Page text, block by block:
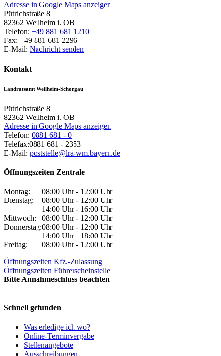
Adresse in Google Maps anzeigen
Pütrichstraße 8
82362 Weilheim i. OB
Telefon: +49 881 681 1210
Fax: +49 881 681 2296
E-Mail: Nachricht senden
Kontakt
Landratsamt Weilheim-Schongau
Pütrichstraße 8
82362 Weilheim i. OB
Adresse in Google Maps anzeigen
Telefon: 0881 681 - 0
Telefax:0881 681 - 2353
E-Mail: poststelle@lra-wm.bayern.de
Öffnungszeiten Zentrale
Montag:
08:00 Uhr - 12:00 Uhr
Dienstag:
08:00 Uhr - 12:00 Uhr
14:00 Uhr - 16:00 Uhr
Mittwoch:
08:00 Uhr - 12:00 Uhr
Donnerstag:08:00 Uhr - 12:00 Uhr
14:00 Uhr - 18:00 Uhr
Freitag:
08:00 Uhr - 12:00 Uhr
Öffnungszeiten Kfz.-Zulassung
Öffnungszeiten Führerscheinstelle
Bitte Annahmeschluss beachten
Schnell gefunden
Was erledige ich wo?
Online-Terminvergabe
Stellenangebote
Ausschreibungen